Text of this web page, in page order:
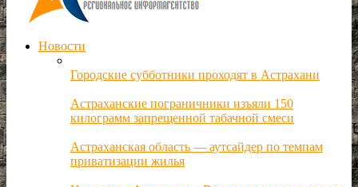
Новости
Городские субботники проходят в Астрахани
Астраханские пограничники изъяли 150
килограмм запрещенной табачной смеси
Астраханская область — аутсайдер по темпам
приватизации жилья